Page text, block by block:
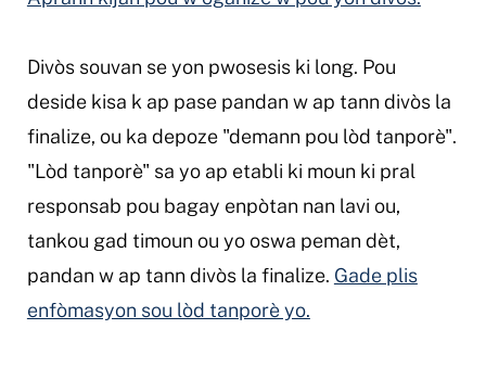
Divòs souvan se yon pwosesis ki long. Pou
deside kisa k ap pase pandan w ap tann divòs la
finalize, ou ka depoze "demann pou lòd tanporè".
"Lòd tanporè" sa yo ap etabli ki moun ki pral
responsab pou bagay enpòtan nan lavi ou,
tankou gad timoun ou yo oswa peman dèt,
pandan w ap tann divòs la finalize. Gade plis
enfòmasyon sou lòd tanporè yo.